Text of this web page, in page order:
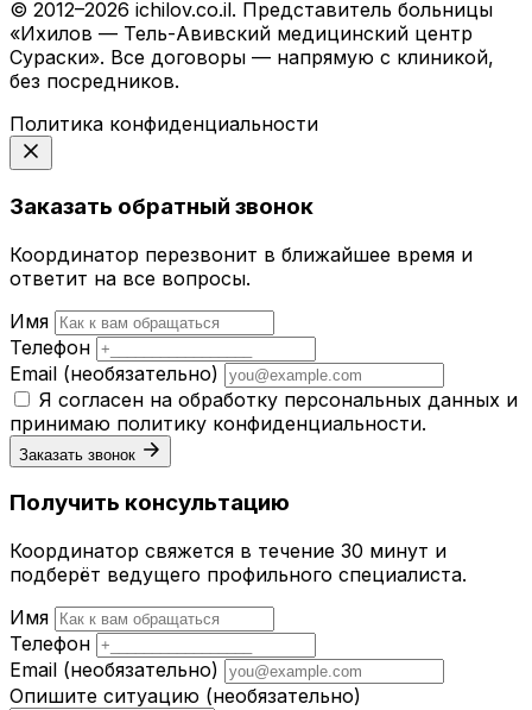
© 2012–2026 ichilov.co.il. Представитель больницы
«Ихилов — Тель-Авивский медицинский центр
Сураски». Все договоры — напрямую с клиникой,
без посредников.
Политика конфиденциальности
Заказать обратный звонок
Координатор перезвонит в ближайшее время и
ответит на все вопросы.
Имя
Телефон
Email (необязательно)
Я согласен на обработку персональных данных и
принимаю политику конфиденциальности.
Заказать звонок
Получить консультацию
Координатор свяжется в течение 30 минут и
подберёт ведущего профильного специалиста.
Имя
Телефон
Email (необязательно)
Опишите ситуацию (необязательно)